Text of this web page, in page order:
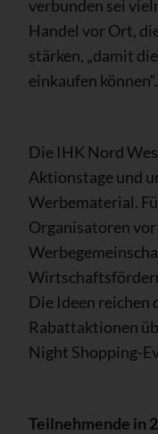
verbunden sei
Handel vor Ort,
stärken, „damit
einkaufen können“.
Die IHK Nord
Aktionstage und
Werbematerial.
Organisatoren
Die Ideen reichen
Rabattaktionen
Night Shopping-
Teilnehmende in